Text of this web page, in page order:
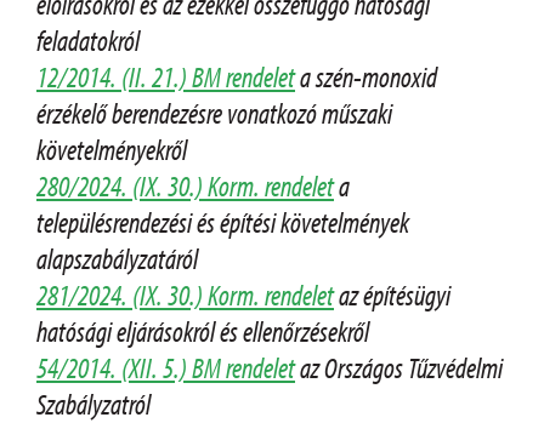
feladatokról
12/2014. (II. 21.) BM rendeleta szén-monoxid
érzékelő berendezésre vonatkozó műszaki
követelményekről
280/2024. (IX. 30.) Korm. rendeleta
településrendezési és építési követelmények
alapszabályzatáról
281/2024. (IX. 30.) Korm. rendeletaz építésügyi
hatósági eljárásokról és ellenőrzésekről
54/2014. (XII. 5.) BM rendeletaz Országos Tűzvédelmi
Szabályzatról